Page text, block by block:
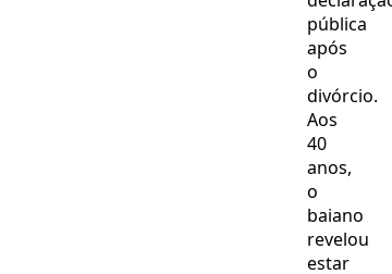
pública
após
o
divórcio.
Aos
40
anos,
o
baiano
revelou
estar